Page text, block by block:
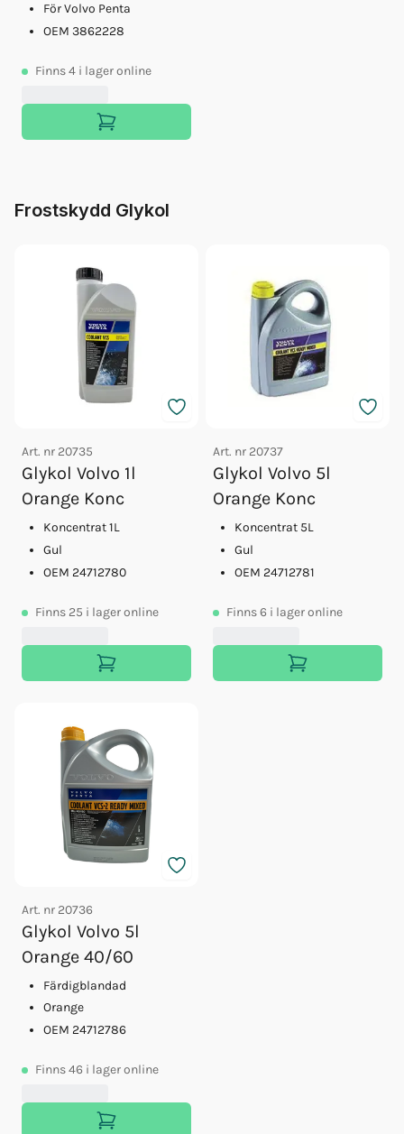
För Volvo Penta
OEM 3862228
Finns4 i lager online
Frostskydd Glykol
Art. nr 20735
Glykol Volvo 1l
Orange Konc
Koncentrat 1L
Gul
OEM 24712780
Finns 25 i lager online
Art. nr 20737
Glykol Volvo 5l
Orange Konc
Koncentrat 5L
Gul
OEM 24712781
Finns6 i lager online
Art. nr 20736
Glykol Volvo 5l
Orange 40/60
Färdigblandad
Orange
OEM 24712786
Finns46 i lager online